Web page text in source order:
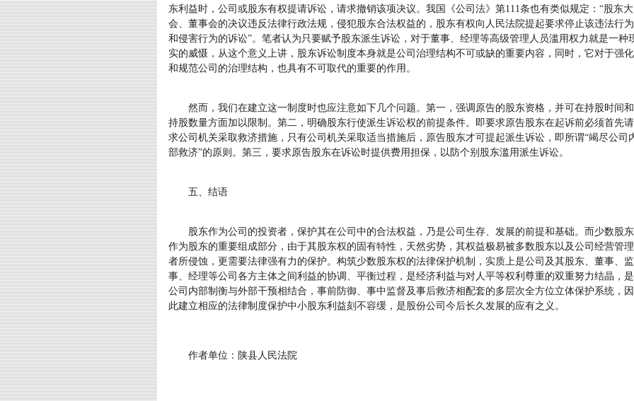
东利益时，公司或股东有权提请诉讼，请求撤销该项决议。我国《公司法》第111条也有类似规定：“股东大
会、董事会的决议违反法律行政法规，侵犯股东合法权益的，股东有权向人民法院提起要求停止该违法行为
和侵害行为的诉讼”。笔者认为只要赋予股东派生诉讼，对于董事、经理等高级管理人员滥用权力就是一种
实的威慑，从这个意义上讲，股东诉讼制度本身就是公司治理结构不可或缺的重要内容，同时，它对于强化
和规范公司的治理结构，也具有不可取代的重要的作用。
然而，我们在建立这一制度时也应注意如下几个问题。第一，强调原告的股东资格，并可在持股时间和
持股数量方面加以限制。第二，明确股东行使派生诉讼权的前提条件。即要求原告股东在起诉前必须首先请
求公司机关采取救济措施，只有公司机关采取适当措施后，原告股东才可提起派生诉讼，即所谓“竭尽公司
部救济”的原则。第三，要求原告股东在诉讼时提供费用担保，以防个别股东滥用派生诉讼。
五、结语
股东作为公司的投资者，保护其在公司中的合法权益，乃是公司生存、发展的前提和基础。而少数股东
作为股东的重要组成部分，由于其股东权的固有特性，天然劣势，其权益极易被多数股东以及公司经营管理
者所侵蚀，更需要法律强有力的保护。构筑少数股东权的法律保护机制，实质上是公司及其股东、董事、监
事、经理等公司各方主体之间利益的协调、平衡过程，是经济利益与对人平等权利尊重的双重努力结晶，是
公司内部制衡与外部干预相结合，事前防御、事中监督及事后救济相配套的多层次全方位立体保护系统，因
此建立相应的法律制度保护中小股东利益刻不容缓，是股份公司今后长久发展的应有之义。
作者单位：陕县人民法院